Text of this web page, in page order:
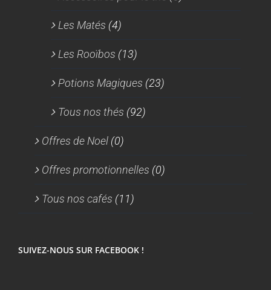
Les Matés (4)
Les Rooïbos (13)
Potions Magiques (23)
Tous nos thés (92)
Offres de Noel (0)
Offres promotionnelles (0)
Tous nos cafés (11)
SUIVEZ-NOUS SUR FACEBOOK !